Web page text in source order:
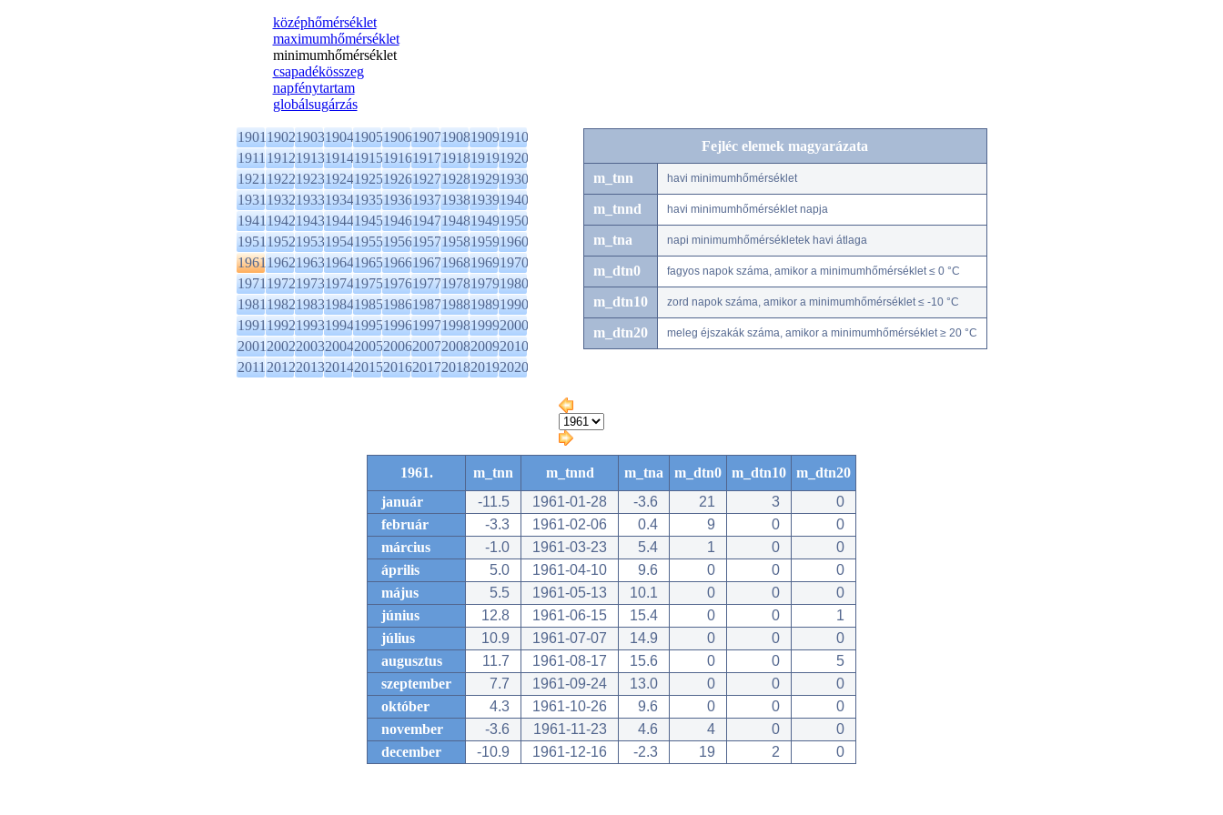
középhőmérséklet
maximumhőmérséklet
minimumhőmérséklet
csapadékösszeg
napfénytartam
globálsugárzás
1901190219031904190519061907190819091910
1911191219131914191519161917191819191920
1921192219231924192519261927192819291930
1931193219331934193519361937193819391940
1941194219431944194519461947194819491950
1951195219531954195519561957195819591960
1961196219631964196519661967196819691970
1971197219731974197519761977197819791980
1981198219831984198519861987198819891990
1991199219931994199519961997199819992000
2001200220032004200520062007200820092010
2011201220132014201520162017201820192020
Fejléc elemek magyarázata
m_tnn havi minimumhőmérséklet
m_tnnd havi minimumhőmérséklet napja
m_tna napi minimumhőmérsékletek havi átlaga
m_dtn0 fagyos napok száma, amikor a minimumhőmérséklet ≤ 0 °C
m_dtn10 zord napok száma, amikor a minimumhőmérséklet ≤ -10 °C
m_dtn20 meleg éjszakák száma, amikor a minimumhőmérséklet ≥ 20 °C
1961. m_tnn m_tnnd m_tna m_dtn0 m_dtn10
m_dtn20
január
-11.5 1961-01-28 -3.6 21 3
0
február
-3.3 1961-02-06 0.4 9 0
0
március
-1.0 1961-03-23 5.4 1 0
0
április
5.0 1961-04-10 9.6 0 0
0
május
5.5 1961-05-13 10.1 0 0
0
június
12.8 1961-06-15 15.4 0 0
1
július
10.9 1961-07-07 14.9 0 0
0
augusztus
11.7 1961-08-17 15.6 0 0
5
szeptember
7.7 1961-09-24 13.0 0 0
0
október
4.3 1961-10-26 9.6 0 0
0
november
-3.6 1961-11-23 4.6 4 0
0
december
-10.9 1961-12-16 -2.3 19 2 0